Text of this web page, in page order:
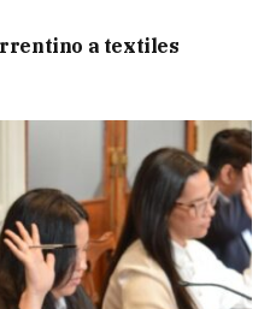
a textiles